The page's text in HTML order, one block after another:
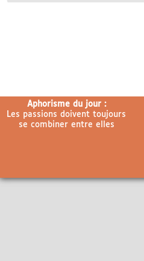
Aphorisme du jour :
Les passions doivent toujours
se combiner entre elles